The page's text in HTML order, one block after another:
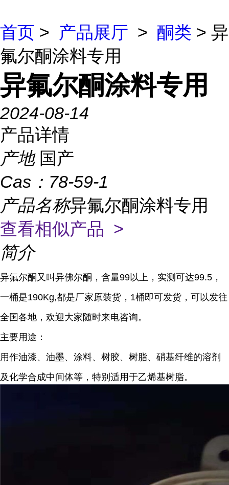
首页 > 产品展厅 > 酮类 > 异
氟尔酮涂料专用
异氟尔酮涂料专用
2024-08-14
产品详情
产地 国产
Cas： 78-59-1
产品名称异氟尔酮涂料专用
查看相似产品 >
简介
异氟尔酮又叫异佛尔酮，含量99以上，实测可达99.5，
一桶是190Kg,都是厂家原装货，1桶即可发货，可以发往
全国各地，欢迎大家随时来电咨询。
主要用途：
用作油漆、油墨、涂料、树胶、树脂、硝基纤维的溶剂
及化学合成中间体等，特别适用于乙烯基树脂。